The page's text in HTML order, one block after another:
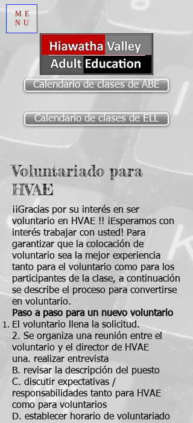
Calendario de clases de ABE
Calendario de clases de ELL
ME
NU
Voluntariado para
HVAE
¡¡Gracias por su interés en ser
voluntario en HVAE !! ¡Esperamos con
interés trabajar con usted! Para
garantizar que la colocación de
voluntario sea la mejor experiencia
tanto para el voluntario como para los
participantes de la clase, a continuación
se describe el proceso para convertirse
en voluntario.
Paso a paso para un nuevo voluntario
El voluntario llena la solicitud.
2. Se organiza una reunión entre el
voluntario y el director de HVAE
una. realizar entrevista
B. revisar la descripción del puesto
C. discutir expectativas /
responsabilidades tanto para HVAE
como para voluntarios
D. establecer horario de voluntariado